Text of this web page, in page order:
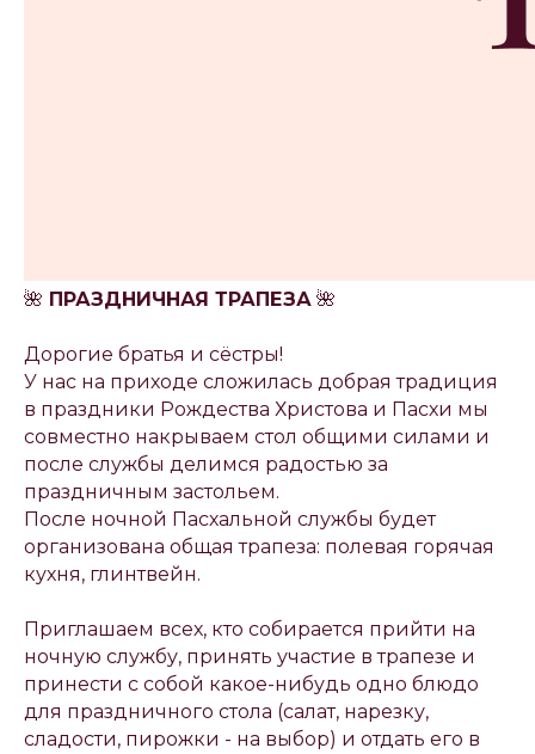
🌺 ПРАЗДНИЧНАЯ ТРАПЕЗА 🌺
Дорогие братья и сёстры!
У нас на приходе сложилась добрая традиция
в праздники Рождества Христова и Пасхи мы
совместно накрываем стол общими силами и
после службы делимся радостью за
праздничным застольем.
После ночной Пасхальной службы будет
организована общая трапеза: полевая горячая
кухня, глинтвейн.
Приглашаем всех, кто собирается прийти на
ночную службу, принять участие в трапезе и
принести с собой какое-нибудь одно блюдо
для праздничного стола (салат, нарезку,
сладости, пирожки - на выбор) и отдать его в